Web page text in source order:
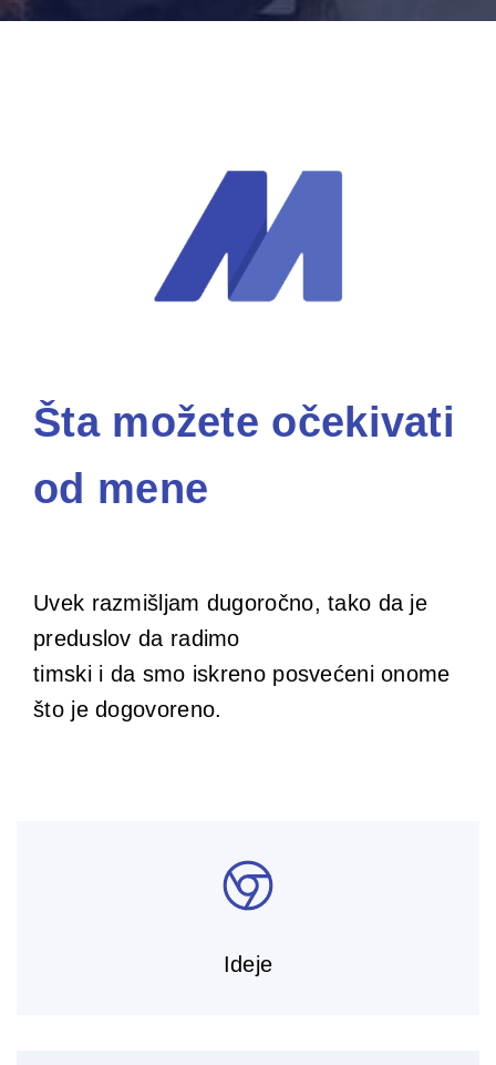
Šta možete očekivati
od mene
Uvek razmišljam dugoročno, tako da je
preduslov da radimo
timski i da smo iskreno posvećeni onome
što je dogovoreno.
Ideje